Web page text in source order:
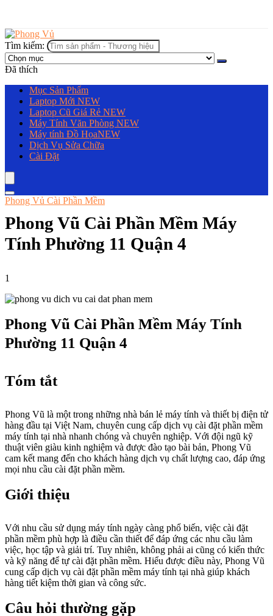
Tìm kiếm:
Đã thích
Mục Sản Phẩm
Laptop Mới NEW
Laptop Cũ Giá Rẻ NEW
Máy Tính Văn Phòng NEW
Máy tính Đồ HọaNEW
Dịch Vụ Sửa Chữa
Cài Đặt
Phong Vủ Cài Phần Mềm
Phong Vũ Cài Phần Mềm Máy
Tính Phường 11 Quận 4
1
Phong Vũ Cài Phần Mềm Máy Tính
Phường 11 Quận 4
Tóm tắt
Phong Vũ là một trong những nhà bán lẻ máy tính và thiết bị điện tử
hàng đầu tại Việt Nam, chuyên cung cấp dịch vụ cài đặt phần mềm
máy tính tại nhà nhanh chóng và chuyên nghiệp. Với đội ngũ kỹ
thuật viên giàu kinh nghiệm và được đào tạo bài bản, Phong Vũ
cam kết mang đến cho khách hàng dịch vụ chất lượng cao, đáp ứng
mọi nhu cầu cài đặt phần mềm.
Giới thiệu
Với nhu cầu sử dụng máy tính ngày càng phổ biến, việc cài đặt
phần mềm phù hợp là điều cần thiết để đáp ứng các nhu cầu làm
việc, học tập và giải trí. Tuy nhiên, không phải ai cũng có kiến thức
và kỹ năng để tự cài đặt phần mềm. Hiểu được điều này, Phong Vũ
cung cấp dịch vụ cài đặt phần mềm máy tính tại nhà giúp khách
hàng tiết kiệm thời gian và công sức.
Câu hỏi thường gặp